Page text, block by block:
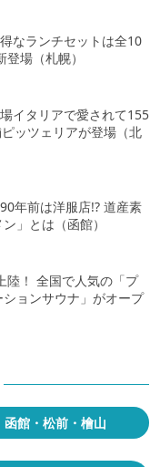
なランチセットは全10
場（札幌）
イタリアで愛されて155
ッツェリアが登場（北
年前は洋服店!? 道産素
」とは（函館）
陸！ 全国で人気の「プ
ョンサウナ」がオープ
函館・松前・檜山